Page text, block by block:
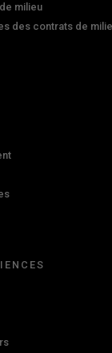
milieu
des contrats de